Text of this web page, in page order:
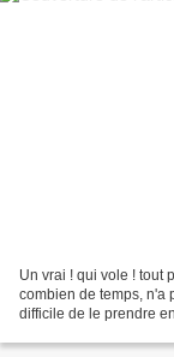
Un vrai ! qui vole ! tout
combien de temps, n'a
difficile de le prendre